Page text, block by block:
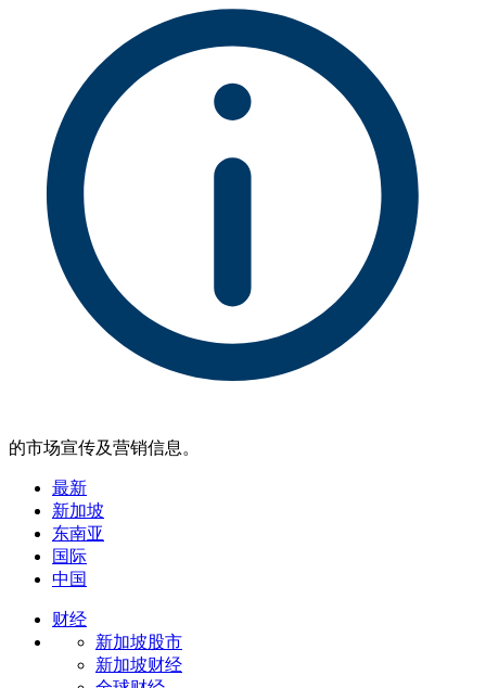
的市场宣传及营销信息。
最新
新加坡
东南亚
国际
中国
财经
新加坡股市
新加坡财经